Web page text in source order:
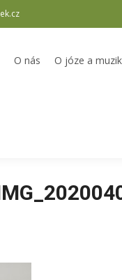
O nás O józe a
spolu Jesle